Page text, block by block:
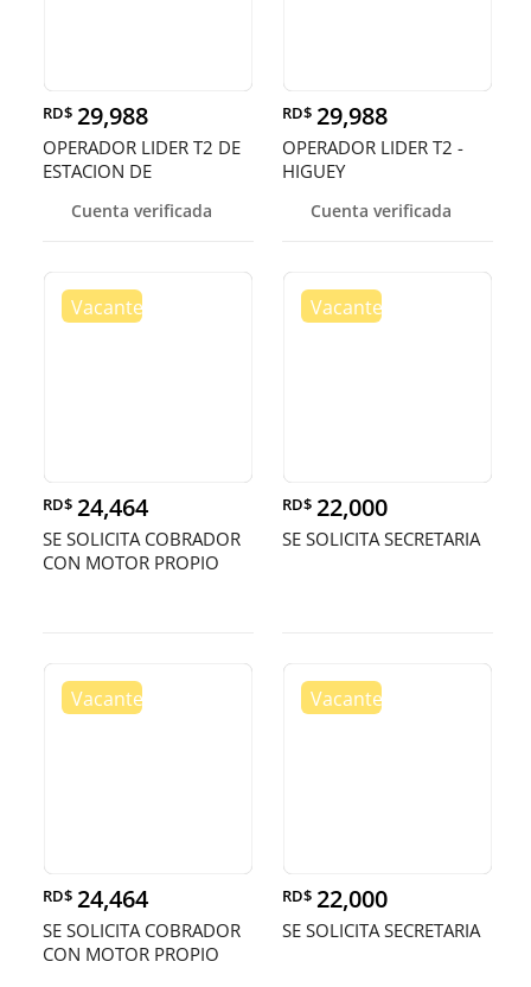
RD$ 29,988
OPERADOR LIDER T2 DE
ESTACION DE
Cuenta verificada
RD$ 29,988
OPERADOR LIDER T2 -
HIGUEY
Cuenta verificada
RD$ 24,464
SE SOLICITA COBRADOR
CON MOTOR PROPIO
RD$ 22,000
SE SOLICITA SECRETARIA
RD$ 24,464
SE SOLICITA COBRADOR
CON MOTOR PROPIO
RD$ 22,000
SE SOLICITA SECRETARIA